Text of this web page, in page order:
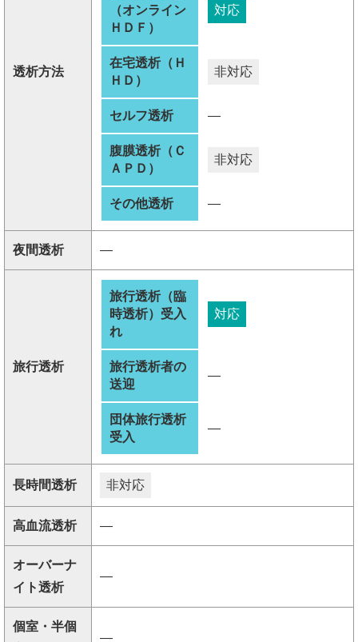
透析方法
（オンライン
ＨＤＦ）
対応
在宅透析（Ｈ
ＨＤ）
非対応
セルフ透析 ―
腹膜透析（Ｃ
ＡＰＤ）
非対応
その他透析 ―
夜間透析 ―
旅行透析
旅行透析（臨
時透析）受入
れ
対応
旅行透析者の
送迎
―
団体旅行透析
受入
―
長時間透析 非対応
高血流透析 ―
オーバーナ
イト透析
―
個室・半個
―